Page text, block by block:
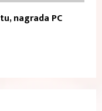
nagrada PC